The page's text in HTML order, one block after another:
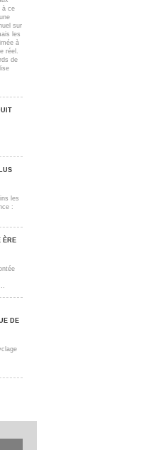
à ce
sur
les
à
réel.
de
les
:
ÈRE
DE